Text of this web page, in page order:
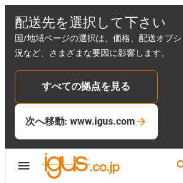
配送先を選択して下さい
国/地域ページの選択は、価格、配送オプ
況など、さまざまな要因に影響します。
すべての拠点を見る
次へ移動: www.igus.com